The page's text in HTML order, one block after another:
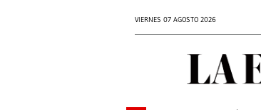
VIERNES 07 AGOSTO 2026